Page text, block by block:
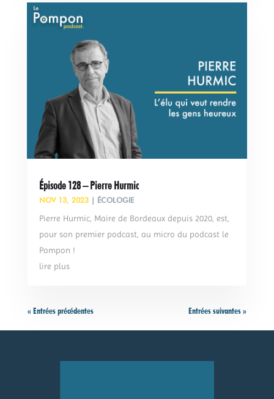
Épisode 128 – Pierre Hurmic
NOV 13, 2023| ÉCOLOGIE
Pierre Hurmic, Maire de Bordeaux depuis 2020, est,
pour son premier podcast, au micro du podcast le
Pompon !
lire plus
« Entrées précédentes Entrées suivantes »